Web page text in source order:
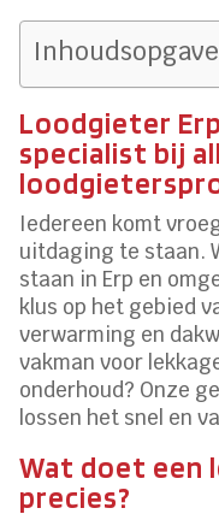
Loodgieter
specialist bij
Iedereen komt
uitdaging te staan.
staan in Erp en
klus op het gebied
verwarming en
vakman voor
onderhoud? Onze
lossen het snel en
Wat doet een
precies?